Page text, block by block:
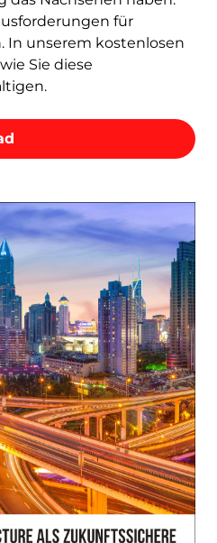
für
In unserem kostenlosen
Sie diese